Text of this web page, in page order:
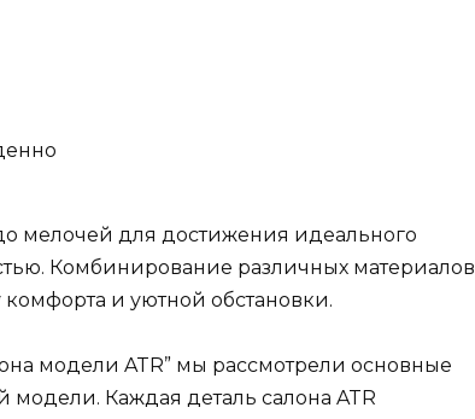
мелочей для достижения идеального
Комбинирование различных материалов
и уютной обстановки.
модели ATR” мы рассмотрели основные
Каждая деталь салона ATR